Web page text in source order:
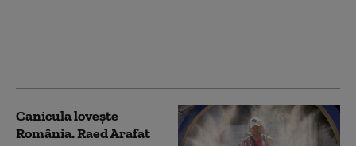
Canicula lovește
România. Raed Arafat